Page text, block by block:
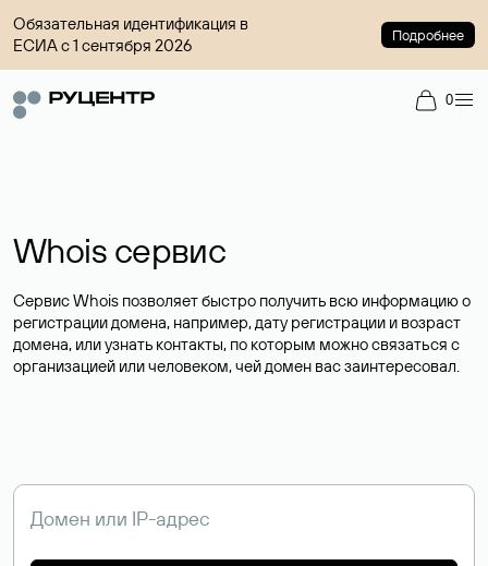
Обязательная идентификация в
ЕСИА с 1 сентября 2026
Подробнее
0
Whois сервис
Сервис Whois позволяет быстро получить всю информацию о
регистрации домена, например, дату регистрации и возраст
домена, или узнать контакты, по которым можно связаться с
организацией или человеком, чей домен вас заинтересовал.